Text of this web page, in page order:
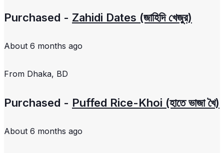
Purchased - Zahidi Dates (জাহিদি খেজুর)
About 6 months ago
From Dhaka, BD
Purchased - Puffed Rice-Khoi (হাতে ভাজা খৈ)
About 6 months ago